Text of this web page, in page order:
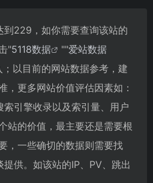
到229，如你需要查询该站的
"5118数据 ""爱站数据
；以目前的网站数据参考，建
，更多网站价值评估因素如：
索引擎收录以及索引量、用户
站的价值，最主要还是需要根
，一些确切的数据则需要找
供。如该站的IP、PV、跳出